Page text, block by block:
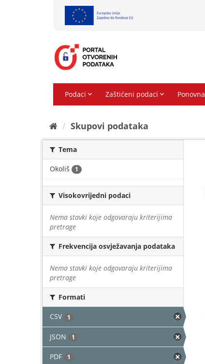
Skupovi podаtаkа
Tema
Okoliš 1
Visokovrijedni podaci
Nema stavki koje odgovaraju kriterijima
pretrage
Frekvencija osvježavanja podataka
Nema stavki koje odgovaraju kriterijima
pretrage
Formati
CSV 1
JSON 1
PDF 1